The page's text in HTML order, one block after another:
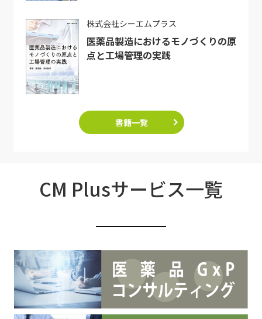
株式会社シーエムプラス
医薬品製造におけるモノづくりの原
点と工場管理の実践
書籍一覧
CM Plusサービス一覧